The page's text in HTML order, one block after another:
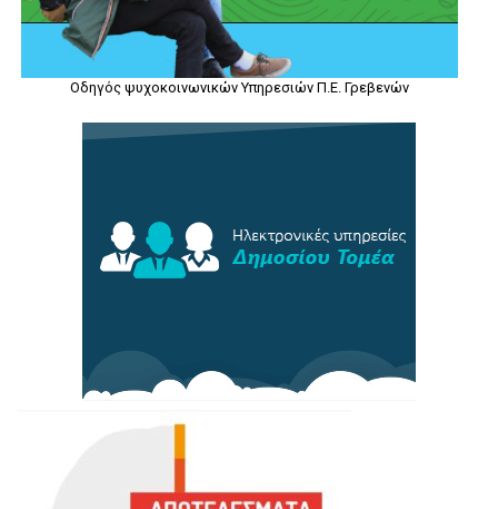
Οδηγός ψυχοκοινωνικών Υπηρεσιών Π.Ε. Γρεβενών